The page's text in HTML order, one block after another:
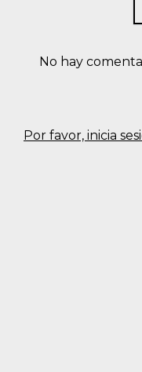
Por favor, inicia
No hay